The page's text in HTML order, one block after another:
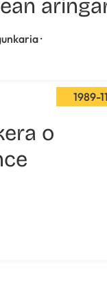
·
1989-
o